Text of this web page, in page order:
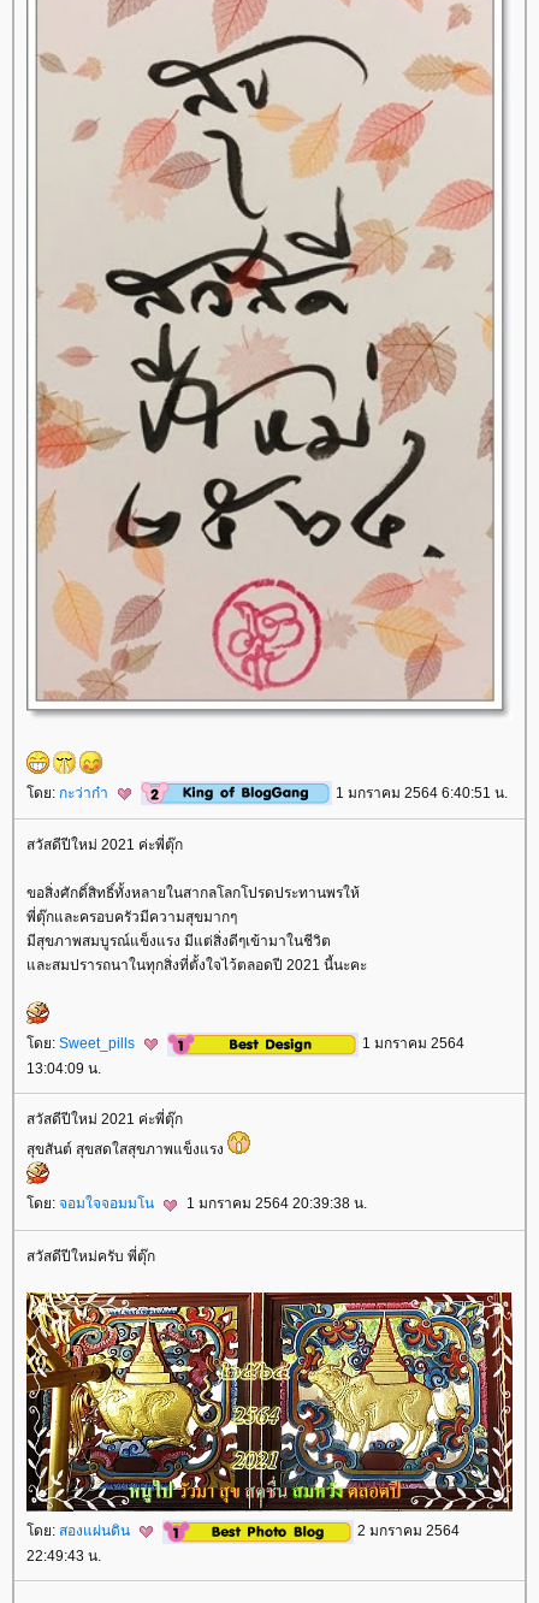
ดย: กะว่าก๋า 1 มกราคม 2564 6:40:51 น.
สวัสดีปีใหม่ 2021 ค่ะพี่ตุ๊ก
ขอสิ่งศักดิ์สิทธิ์ทั้งหลายในสากลโลกโปรดประทานพรให้
พี่ตุ๊กและครอบครัวมีความสุขมากๆ
มีสุขภาพสมบูรณ์แข็งแรง มีแต่สิ่งดีๆเข้ามาในชีวิต
ละสมปรารถนาในทุกสิ่งที่ตั้งใจไว้ตลอดปี 2021 นี้นะคะ
ดย: Sweet_pills
1 มกราคม 2564
13:04:09 น.
สวัสดีปีใหม่ 2021 ค่ะพี่ตุ๊ก
สุขสันต์ สุขสดใสสุขภาพแข็งแรง
ดย: จอมใจจอมมโน 1 มกราคม 2564 20:39:38 น.
สวัสดีปีใหม่ครับ พี่ตุ๊ก
ดย: สองแผ่นดิน
2 มกราคม 2564
22:49:43 น.